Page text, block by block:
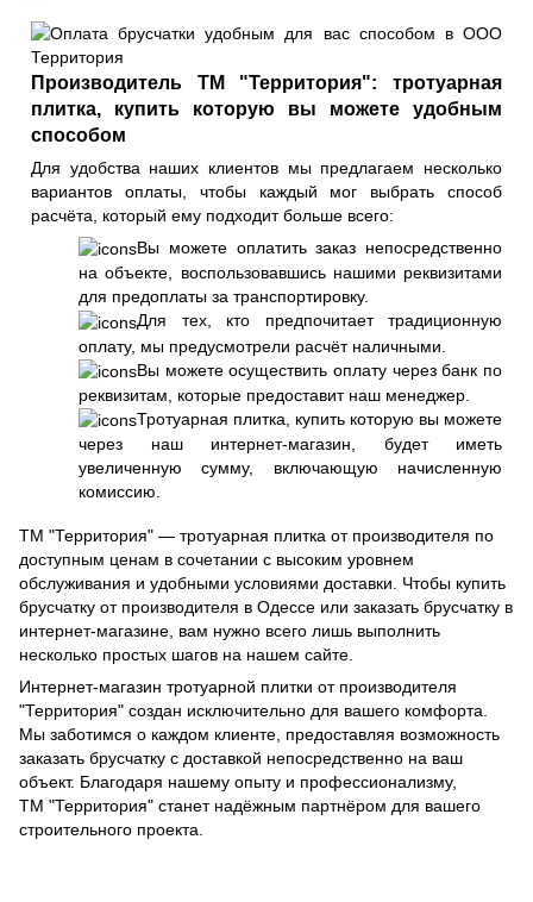
Производитель ТМ "Территория": тротуарная
плитка, купить которую вы можете удобным
способом
Для удобства наших клиентов мы предлагаем несколько
вариантов оплаты, чтобы каждый мог выбрать способ
расчёта, который ему подходит больше всего:
Вы можете оплатить заказ непосредственно
на объекте, воспользовавшись нашими реквизитами
для предоплаты за транспортировку.
Для тех, кто предпочитает традиционную
оплату, мы предусмотрели расчёт наличными.
Вы можете осуществить оплату через банк по
реквизитам, которые предоставит наш менеджер.
Тротуарная плитка, купить которую вы можете
через наш интернет-магазин, будет иметь
увеличенную сумму, включающую начисленную
комиссию.
ТМ "Территория" — тротуарная плитка от производителя по
доступным ценам в сочетании с высоким уровнем
обслуживания и удобными условиями доставки. Чтобы купить
брусчатку от производителя в Одессе или заказать брусчатку в
интернет-магазине, вам нужно всего лишь выполнить
несколько простых шагов на нашем сайте.
Интернет-магазин тротуарной плитки от производителя
"Территория" создан исключительно для вашего комфорта.
Мы заботимся о каждом клиенте, предоставляя возможность
заказать брусчатку с доставкой непосредственно на ваш
объект. Благодаря нашему опыту и профессионализму,
ТМ "Территория" станет надёжным партнёром для вашего
строительного проекта.